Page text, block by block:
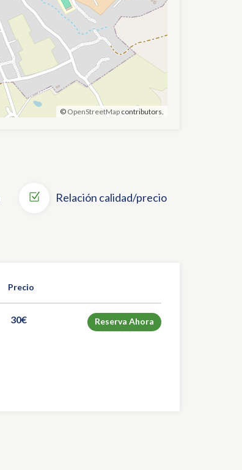
© OpenStreetMap contributors.
Relación calidad/precio
Precio
30€ Reserva Ahora